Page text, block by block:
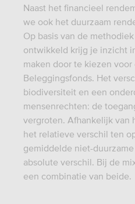
Naast het financieel
we ook het duurzaam
Op basis van de
ontwikkeld krijg je inzicht
maken door te kiezen voor
Beleggingsfonds. Het
biodiversiteit en een
mensenrechten: de
vergroten. Afhankelijk van
het relatieve verschil ten
gemiddelde niet-
absolute verschil. Bij de
een combinatie van beide.